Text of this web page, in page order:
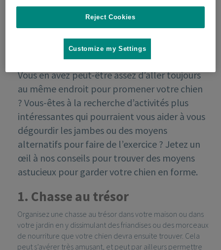
Vous en avez peut-être assez d’aller toujours
au même endroit pour promener votre chien
? Vous-êtes à la recherche d’activités plus
intéressantes qui pourraient vous aider à vous
dégourdir les jambes ou des moyens
alternatifs pour faire de l’exercice ? Jetez un
œil à nos conseils pour trouver des moyens
astucieux pour garder votre chien en forme.
1. Chasse au trésor
Organisez une chasse au trésor dans votre maison ou dans
votre jardin en y dissimulant des friandises ou des morceaux
de nourriture que votre chien devra ensuite trouver. Cela
peut s’avérer très amusant, et peut par ailleurs permettre
Reject Cookies
Customize my Settings